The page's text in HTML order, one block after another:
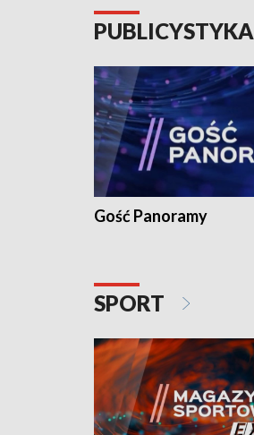
PUBLICYSTYKA
Gość Panoramy
SPORT